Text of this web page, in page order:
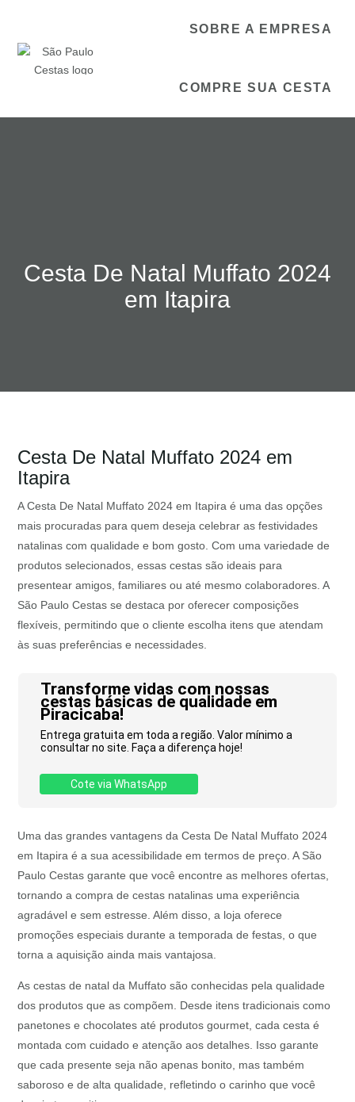
SOBRE A EMPRESA
COMPRE SUA CESTA
Cesta De Natal Muffato 2024
em Itapira
Cesta De Natal Muffato 2024 em
Itapira
A Cesta De Natal Muffato 2024 em Itapira é uma das opções
mais procuradas para quem deseja celebrar as festividades
natalinas com qualidade e bom gosto. Com uma variedade de
produtos selecionados, essas cestas são ideais para
presentear amigos, familiares ou até mesmo colaboradores. A
São Paulo Cestas se destaca por oferecer composições
flexíveis, permitindo que o cliente escolha itens que atendam
às suas preferências e necessidades.
Transforme vidas com nossas
cestas básicas de qualidade em
Piracicaba!
Entrega gratuita em toda a região. Valor mínimo a
consultar no site. Faça a diferença hoje!
Cote via WhatsApp
Uma das grandes vantagens da Cesta De Natal Muffato 2024
em Itapira é a sua acessibilidade em termos de preço. A São
Paulo Cestas garante que você encontre as melhores ofertas,
tornando a compra de cestas natalinas uma experiência
agradável e sem estresse. Além disso, a loja oferece
promoções especiais durante a temporada de festas, o que
torna a aquisição ainda mais vantajosa.
As cestas de natal da Muffato são conhecidas pela qualidade
dos produtos que as compõem. Desde itens tradicionais como
panetones e chocolates até produtos gourmet, cada cesta é
montada com cuidado e atenção aos detalhes. Isso garante
que cada presente seja não apenas bonito, mas também
saboroso e de alta qualidade, refletindo o carinho que você